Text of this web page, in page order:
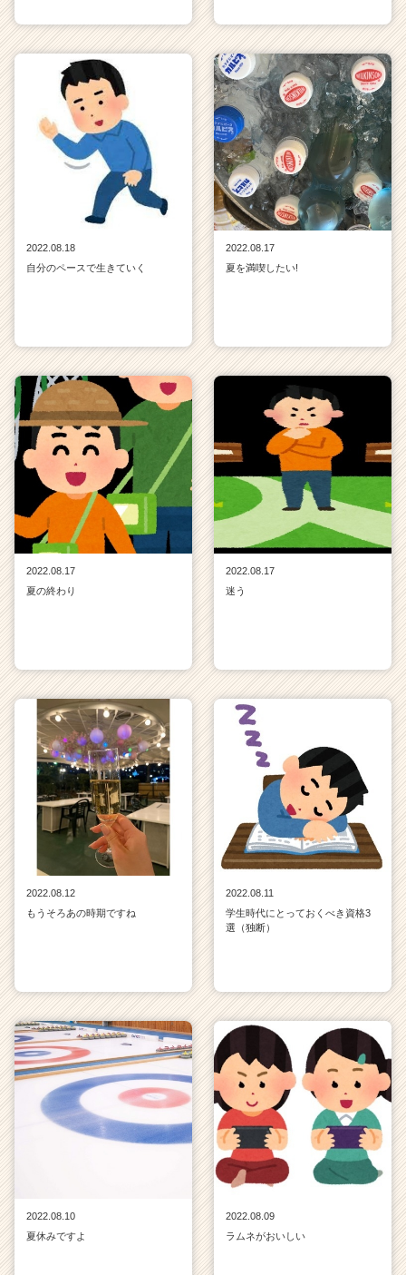
2022.08.18
自分のペースで生きていく
2022.08.17
夏を満喫したい!
2022.08.17
夏の終わり
2022.08.17
迷う
2022.08.12
もうそろあの時期ですね
2022.08.11
学生時代にとっておくべき資格3
選（独断）
2022.08.10
夏休みですよ
2022.08.09
ラムネがおいしい